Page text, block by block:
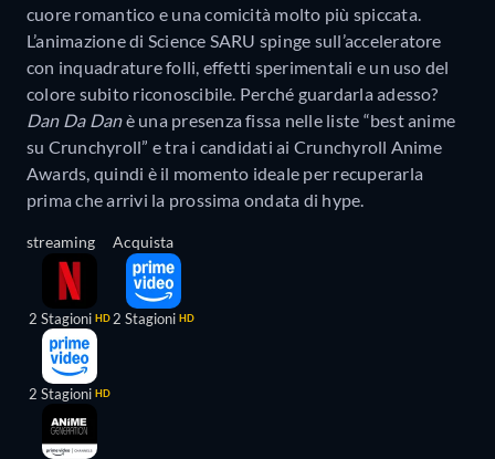
cuore romantico e una comicità molto più spiccata.
L’animazione di Science SARU spinge sull’acceleratore
con inquadrature folli, effetti sperimentali e un uso del
colore subito riconoscibile. Perché guardarla adesso?
Dan Da Danè una presenza fissa nelle liste “best anime
su Crunchyroll” e tra i candidati ai Crunchyroll Anime
Awards, quindi è il momento ideale per recuperarla
prima che arrivi la prossima ondata di hype.
streaming
2 Stagioni HD
2 Stagioni HD
Acquista
2 Stagioni HD